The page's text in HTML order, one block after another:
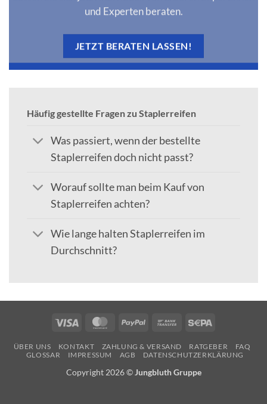
und Experten beraten.
JETZT BERATEN LASSEN!
Häufig gestellte Fragen zu Staplerreifen
Was passiert, wenn der bestellte
Staplerreifen doch nicht passt?
Worauf sollte man beim Kauf von
Staplerreifen achten?
Wie lange halten Staplerreifen im
Durchschnitt?
Visa MasterCardPayPal
Bank
ÜBER UNS KONTAKT ZAHLUNG & VERSAND RATGEBER
FAQ
GLOSSAR
IMPRESSUM AGB DATENSCHUTZERKLÄRUNG
Copyright 2026 © Jungbluth Gruppe